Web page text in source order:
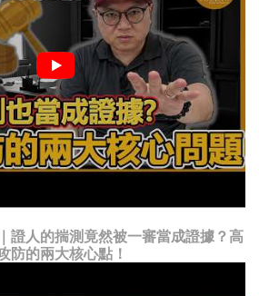
證人的揣測竟然被一審當成證據？高
防的兩大核心點！